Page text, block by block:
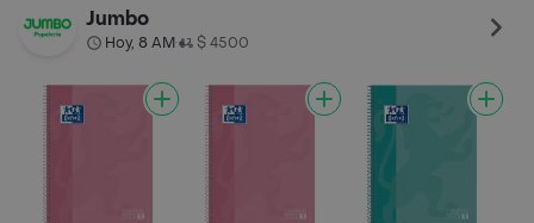
Jumbo
Hoy, 8 AM• $ 4500